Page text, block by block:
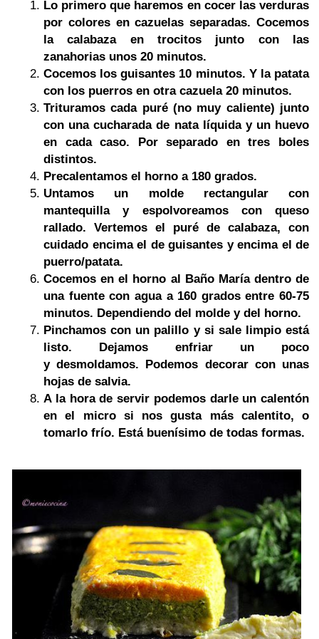
Lo primero que haremos en cocer las verduras
por colores en cazuelas separadas. Cocemos
la calabaza en trocitos junto con las
zanahorias unos 20 minutos.
Cocemos los guisantes 10 minutos. Y la patata
con los puerros en otra cazuela 20 minutos.
Trituramos cada puré (no muy caliente) junto
con una cucharada de nata líquida y un huevo
en cada caso. Por separado en tres boles
distintos.
Precalentamos el horno a 180 grados.
Untamos un molde rectangular con
mantequilla y espolvoreamos con queso
rallado. Vertemos el puré de calabaza, con
cuidado encima el de guisantes y encima el de
puerro/patata.
Cocemos en el horno al Baño María dentro de
una fuente con agua a 160 grados entre 60-75
minutos. Dependiendo del molde y del horno.
Pinchamos con un palillo y si sale limpio está
listo. Dejamos enfriar un poco
y desmoldamos. Podemos decorar con unas
hojas de salvia.
A la hora de servir podemos darle un calentón
en el micro si nos gusta más calentito, o
tomarlo frío. Está buenísimo de todas formas.